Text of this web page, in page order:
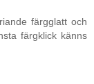
färgglatt och
färgklick känns